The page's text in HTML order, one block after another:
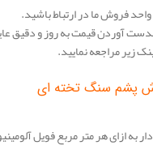
آوردن قیمت به روز و دقیق
مراجعه نمایید.
پشم سنگ تخته ای
متری 6.000 تومان به قیمت جدول